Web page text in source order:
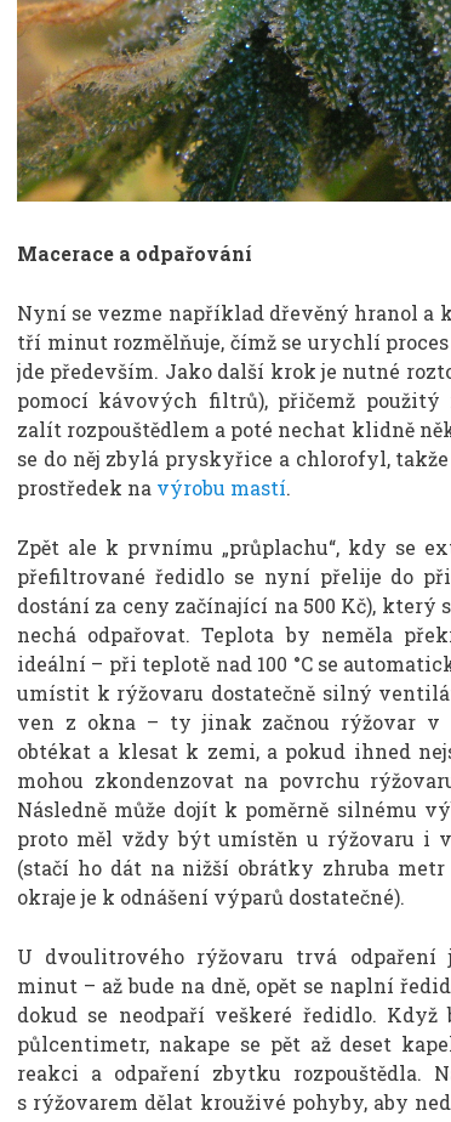
Macerace a odpařování
Nyní se vezme například dřevěný hranol a
tří minut rozmělňuje, čímž se urychlí
jde především. Jako další krok je nutné
pomocí kávových filtrů), přičemž
zalít rozpouštědlem a poté nechat klidně
se do něj zbylá pryskyřice a chlorofyl,
prostředek na výrobu mastí.
Zpět ale k prvnímu „průplachu“, kdy se
přefiltrované ředidlo se nyní přelije do
dostání za ceny začínající na 500 Kč), který
nechá odpařovat. Teplota by neměla
ideální – při teplotě nad 100 °C se
umístit k rýžovaru dostatečně silný
ven z okna – ty jinak začnou rýžovar v
obtékat a klesat k zemi, a pokud ihned
mohou zkondenzovat na povrchu
Následně může dojít k poměrně silnému
proto měl vždy být umístěn u rýžovaru i v
(stačí ho dát na nižší obrátky zhruba
okraje je k odnášení výparů dostatečné).
U dvoulitrového rýžovaru trvá odpaření
minut – až bude na dně, opět se naplní
dokud se neodpaří veškeré ředidlo. Když
půlcentimetr, nakape se pět až deset
reakci a odpaření zbytku rozpouštědla.
s rýžovarem dělat krouživé pohyby, aby